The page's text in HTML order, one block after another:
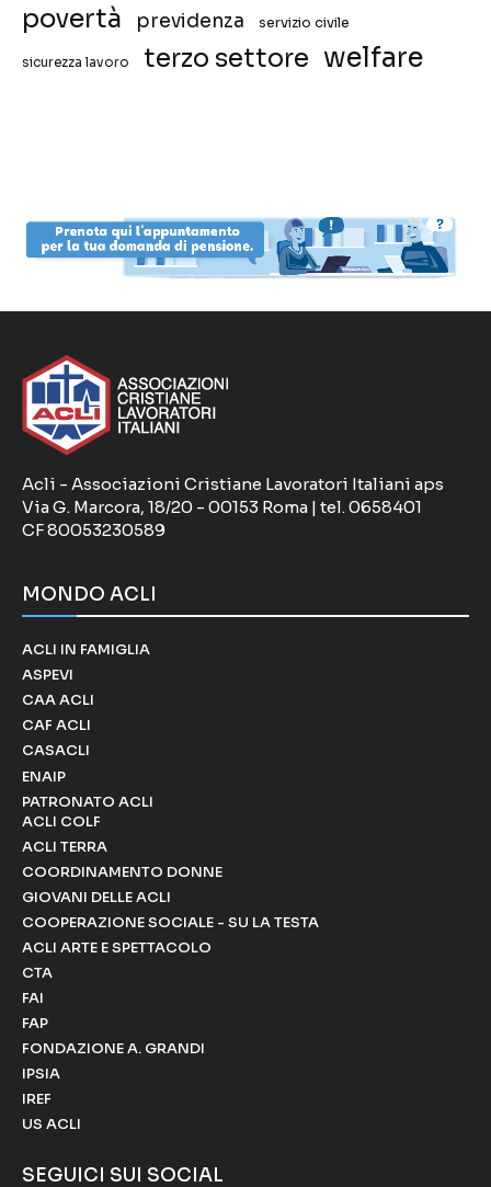
povertà previdenza servizio civile
sicurezza lavoro terzo settore welfare
Acli - Associazioni Cristiane Lavoratori Italiani aps
Via G. Marcora, 18/20 - 00153 Roma | tel. 0658401
CF 80053230589
MONDO ACLI
ACLI IN FAMIGLIA
ASPEVI
CAA ACLI
CAF ACLI
CASACLI
ENAIP
PATRONATO ACLI
ACLI COLF
ACLI TERRA
COORDINAMENTO DONNE
GIOVANI DELLE ACLI
COOPERAZIONE SOCIALE - SU LA TESTA
ACLI ARTE E SPETTACOLO
CTA
FAI
FAP
FONDAZIONE A. GRANDI
IPSIA
IREF
US ACLI
SEGUICI SUI SOCIAL